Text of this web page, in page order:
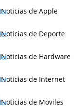
Noticias de Apple
Noticias de Deporte
Noticias de Hardware
Noticias de Internet
Noticias de Moviles